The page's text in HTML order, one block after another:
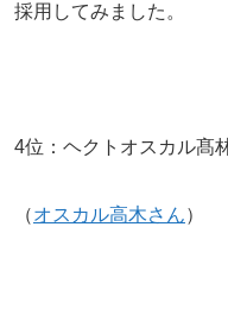
採用してみました。
4位：ヘクトオスカル髙
（オスカル高木さん）